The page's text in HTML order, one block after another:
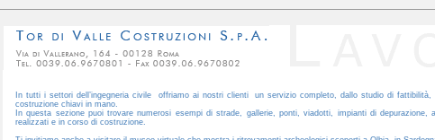
In tutti i settori dell’ingegneria civile offriamo ai nostri clienti un servizio completo, dallo studio di fattibilità,
costruzione chiavi in mano.
In questa sezione puoi trovare numerosi esempi di strade, gallerie, ponti, viadotti, impianti di depurazione,
realizzati e in corso di costruzione.